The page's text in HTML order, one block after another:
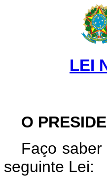
LEI
O
Faço
seguinte Lei: